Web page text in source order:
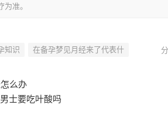
准。
知识 在备孕梦见月经来了代表什
么办
士要吃叶酸吗